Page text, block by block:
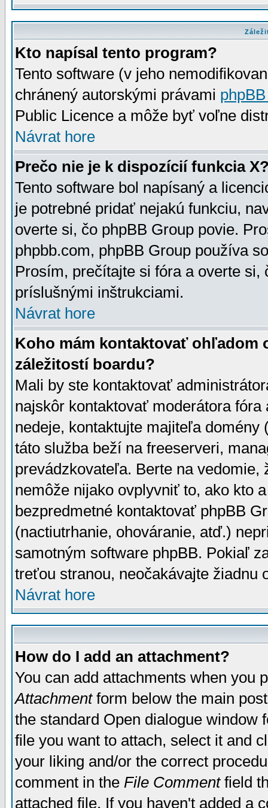
Kto napísal tento program?
Tento software (v jeho
chránený autorskými právami
Public Licence a môže byť voľne
Návrat hore
Prečo nie je k dispozícií funkcia
Tento software bol napísaný a
je potrebné pridať nejakú funkciu,
overte si, čo phpBB Group povie.
phpbb.com, phpBB Group používa
Prosím, prečítajte si fóra a overte
príslušnými inštrukciami.
Návrat hore
Koho mám kontaktovať ohľadom
záležitostí boardu?
Mali by ste kontaktovať
najskôr kontaktovať moderátora
nedeje, kontaktujte majiteľa
táto služba beží na freeserveri,
prevádzkovateľa. Berte na vedomie,
nemôže nijako ovplyvniť to, ako kto
bezpredmetné kontaktovať phpBB
(nactiutrhanie, ohováranie, atď.)
samotným software phpBB. Pokiaľ
treťou stranou, neočakávajte žiadnu
Návrat hore
How do I add an attachment?
You can add attachments when you
Attachmentform below the main
the standard Open dialogue window
file you want to attach, select it and
your liking and/or the correct
comment in the File Commentfield
attached file. If you haven't added a